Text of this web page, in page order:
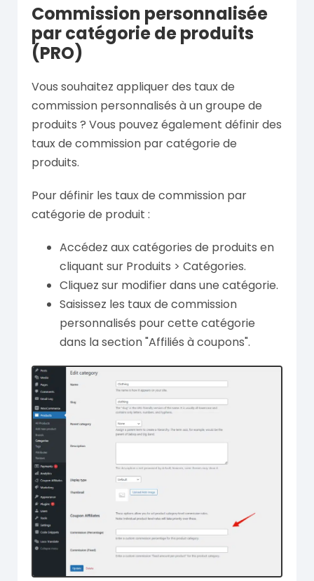
Commission personnalisée
par catégorie de produits
(PRO)
Vous souhaitez appliquer des taux de
commission personnalisés à un groupe de
produits ? Vous pouvez également définir des
taux de commission par catégorie de
produits.
Pour définir les taux de commission par
catégorie de produit :
Accédez aux catégories de produits en
cliquant sur Produits > Catégories.
Cliquez sur modifier dans une catégorie.
Saisissez les taux de commission
personnalisés pour cette catégorie
dans la section "Affiliés à coupons".